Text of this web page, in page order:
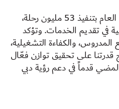
سجّلت شركة تاكسي دبي أداءً قوياً خلال العام بتنفيذ 53 مليون رحلة،
في تقديم الخدمات. وتؤكد
والكفاءة التشغيلية،
قدرتنا على تحقيق توازن فعّال
قدماً في دعم رؤية دبي